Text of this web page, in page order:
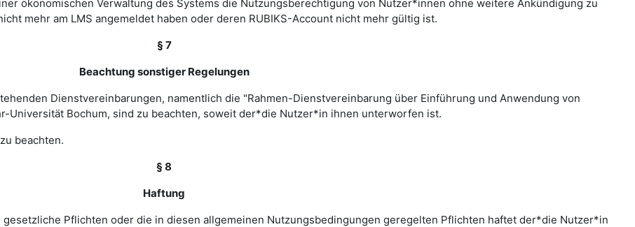
ökonomischen Verwaltung des Systems die Nutzungsberechtigung von Nutzer*innen ohne weitere Ankündigung zu
mehr am LMS angemeldet haben oder deren RUBIKS-Account nicht mehr gültig ist.
§ 7
Beachtung sonstiger Regelungen
Dienstvereinbarungen, namentlich die "Rahmen-Dienstvereinbarung über Einführung und Anwendung von
Universität Bochum, sind zu beachten, soweit der*die Nutzer*in ihnen unterworfen ist.
beachten.
§ 8
Haftung
Pflichten oder die in diesen allgemeinen Nutzungsbedingungen geregelten Pflichten haftet der*die Nutzer*in